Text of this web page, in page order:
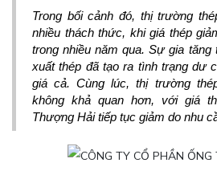
Trong bối cảnh đó, thị trường
nhiều thách thức, khi giá thép
trong nhiều năm qua. Sự gia tăng
xuất thép đã tạo ra tình trạng dư
giá cả. Cùng lúc, thị trường
không khả quan hơn, với giá
Thượng Hải tiếp tục giảm do nhu